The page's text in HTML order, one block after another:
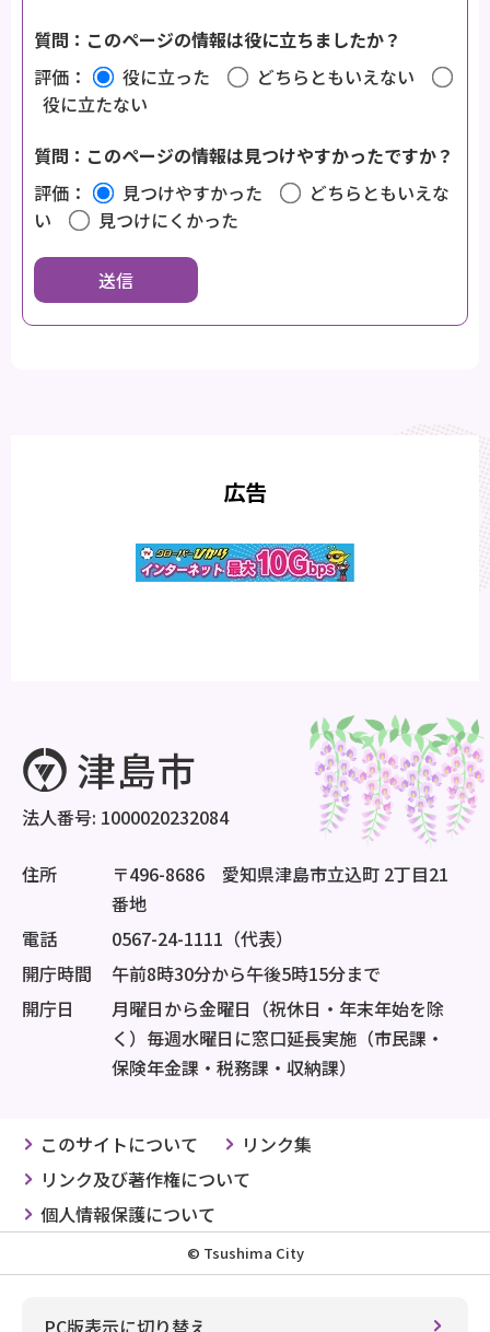
質問：このページの情報は役に立ちましたか？
評価：
役に立った
どちらともいえない
役に立たない
質問：このページの情報は見つけやすかったですか？
評価：
見つけやすかった
どちらともいえな
い
見つけにくかった
広告
法人番号: 1000020232084
住所
〒496-8686 愛知県津島市立込町 2丁目21
番地
電話
0567-24-1111（代表）
開庁時間
午前8時30分から午後5時15分まで
開庁日
月曜日から金曜日（祝休日・年末年始を除
く）毎週水曜日に窓口延長実施（市民課・
保険年金課・税務課・収納課）
このサイトについて
リンク集
リンク及び著作権について
個人情報保護について
© Tsushima City